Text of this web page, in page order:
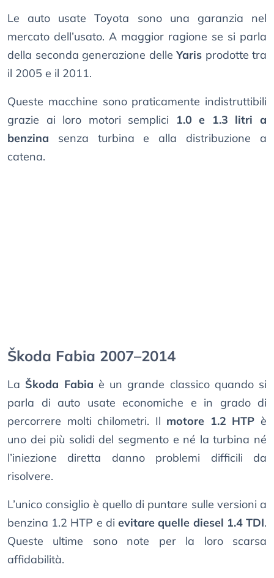
Le auto usate Toyota sono una garanzia nel
mercato dell’usato. A maggior ragione se si parla
della seconda generazione delleYaris prodotte tra
il 2005 e il 2011.
Queste macchine sono praticamente indistruttibili
grazie ai loro motori semplici 1.0 e 1.3 litri a
benzina senza turbina e alla distribuzione a
catena.
Škoda Fabia 2007–2014
La Škoda Fabia è un grande classico quando si
parla di auto usate economiche e in grado di
percorrere molti chilometri. Il motore 1.2 HTP è
uno dei più solidi del segmento e né la turbina né
l’iniezione diretta danno problemi difficili da
risolvere.
L’unico consiglio è quello di puntare sulle versioni a
benzina 1.2 HTP e dievitare quelle diesel 1.4 TDI.
Queste ultime sono note per la loro scarsa
affidabilità.